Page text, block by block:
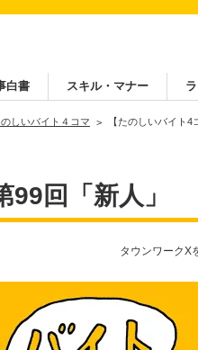
白書 スキル・マナー
のしいバイト４コマ 【たのしいバイト4
回「新人」
タウンワークX